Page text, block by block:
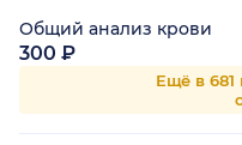
Общий анализ крови
300 ₽
Ещё в 681